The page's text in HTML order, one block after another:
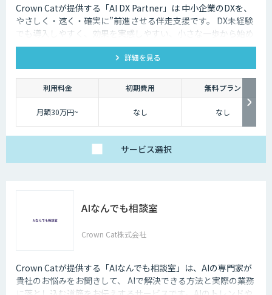
イズ（辞書構築・AI学
習）に対応したプラ
ン。
個社最適化すること
が含まれたドキュメン
【プレミアム】
アドバンスの内容に加
え、より高度なカスタ
マイズ（高精度AI学
習・フォロー支援）に
対応するプラン。
販売サービス連携やオ
ベーシックプランは、
Crown Catが提供する「AI DX Partner」は 中小企業のDXを、
やさしく・速く・確実に”前進させる伴走支援です。 DX未経験
でも導入しやすく、効果を実感しやすい、小さな一歩から始め
るDX支援サービスです。 AI DX Partnerは、大手企業のDX支援
で培ったノウハウをベースに、 地方・中小企業のための“現実
的なDX”を設計・実装・運用まで一貫して支援いたします。 私
たちは、コンサル×開発×AIの力で、現場に寄り添った 『ちょ
うどいいDX』を実現します。
詳細を見る
利用料金 初期費用 無料プラン
月額30万円~ なし なし
サービス選択
AIなんでも相談室
Crown Cat株式会社
Crown Catが提供する「AIなんでも相談室」は、AIの専門家が
貴社のお悩みをお聞きして、 AIで解決できる方法と実際の業務